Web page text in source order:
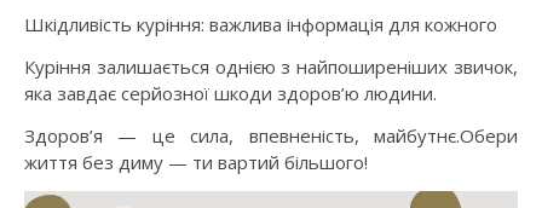
Шкідливість куріння: важлива інформація для кожного
Куріння залишається однією з найпоширеніших звичок,
яка завдає серйозної шкоди здоров’ю людини.
Здоров’я — це сила, впевненість, майбутнє.Обери
життя без диму — ти вартий більшого!